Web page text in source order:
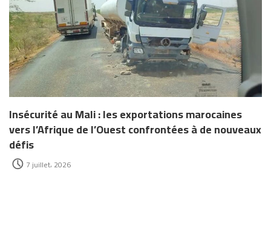
Insécurité au Mali : les exportations marocaines
vers l’Afrique de l’Ouest confrontées à de nouveaux
défis
7 juillet، 2026